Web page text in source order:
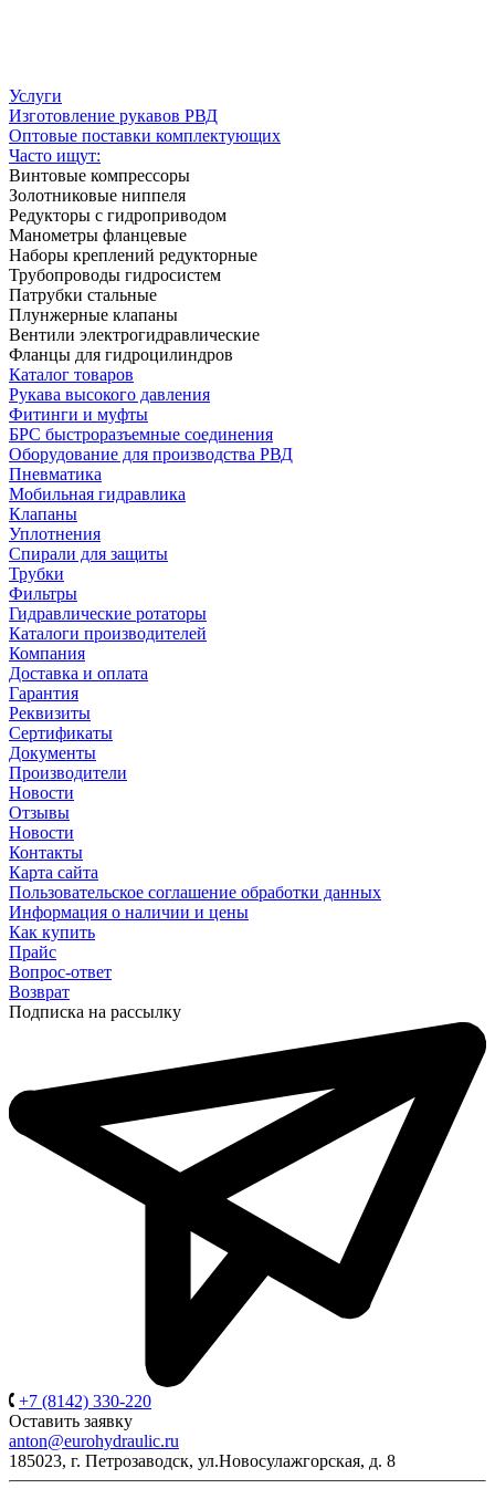
Услуги
Изготовление рукавов РВД
Оптовые поставки комплектующих
Часто ищут:
Винтовые компрессоры
Золотниковые ниппеля
Редукторы с гидроприводом
Манометры фланцевые
Наборы креплений редукторные
Трубопроводы гидросистем
Патрубки стальные
Плунжерные клапаны
Вентили электрогидравлические
Фланцы для гидроцилиндров
Каталог товаров
Рукава высокого давления
Фитинги и муфты
БРС быстроразъемные соединения
Оборудование для производства РВД
Пневматика
Мобильная гидравлика
Клапаны
Уплотнения
Спирали для защиты
Трубки
Фильтры
Гидравлические ротаторы
Каталоги производителей
Компания
Доставка и оплата
Гарантия
Реквизиты
Сертификаты
Документы
Производители
Новости
Отзывы
Новости
Контакты
Карта сайта
Пользовательское соглашение обработки данных
Информация о наличии и цены
Как купить
Прайс
Вопрос-ответ
Возврат
Подписка на рассылку
+7 (8142) 330-220
Оставить заявку
anton@eurohydraulic.ru
185023, г. Петрозаводск, ул.Новосулажгорская, д. 8